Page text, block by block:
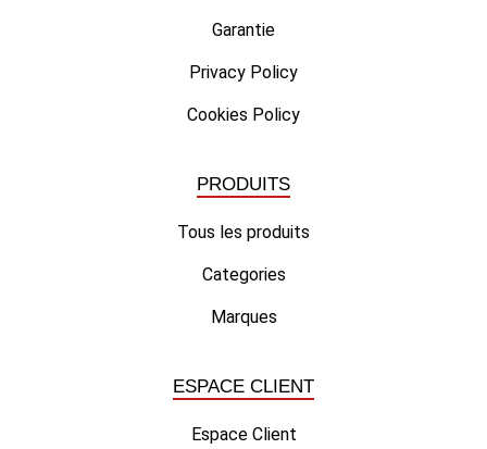
Garantie
Privacy Policy
Cookies Policy
PRODUITS
Tous les produits
Categories
Marques
ESPACE CLIENT
Espace Client